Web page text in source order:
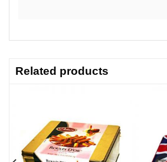
Related products